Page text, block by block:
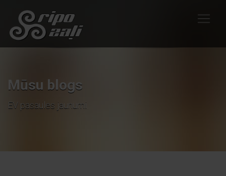
Mūsu blogs
EV pasaules jaunumi